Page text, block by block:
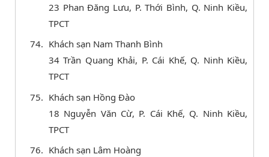
23 Phan Đăng Lưu, P. Thới Bình, Q. Ninh Kiều,
TPCT
Khách sạn Nam Thanh Bình
34 Trần Quang Khải, P. Cái Khế, Q. Ninh Kiều,
TPCT
Khách sạn Hồng Đào
18 Nguyễn Văn Cừ, P. Cái Khế, Q. Ninh Kiều,
TPCT
Khách sạn Lâm Hoàng